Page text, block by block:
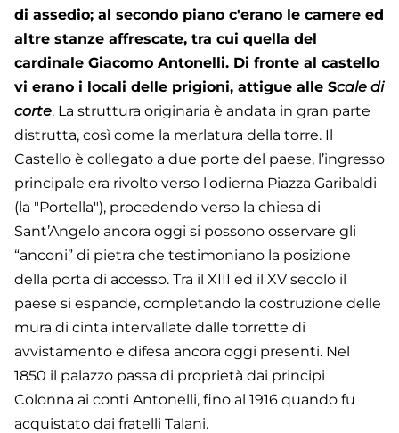
di assedio; al secondo piano c'erano le camere ed
altre stanze affrescate, tra cui quella del
cardinale Giacomo Antonelli. Di fronte al castello
vi erano i locali delle prigioni, attigue alle Scale di
corte. La struttura originaria è andata in gran parte
distrutta, così come la merlatura della torre. Il
Castello è collegato a due porte del paese, l’ingresso
principale era rivolto verso l'odierna Piazza Garibaldi
(la "Portella"), procedendo verso la chiesa di
Sant’Angelo ancora oggi si possono osservare gli
“anconi” di pietra che testimoniano la posizione
della porta di accesso. Tra il XIII ed il XV secolo il
paese si espande, completando la costruzione delle
mura di cinta intervallate dalle torrette di
avvistamento e difesa ancora oggi presenti. Nel
1850 il palazzo passa di proprietà dai principi
Colonna ai conti Antonelli, fino al 1916 quando fu
acquistato dai fratelli Talani.